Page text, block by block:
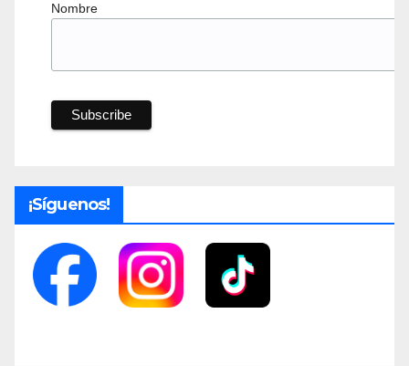
Nombre
¡Síguenos!